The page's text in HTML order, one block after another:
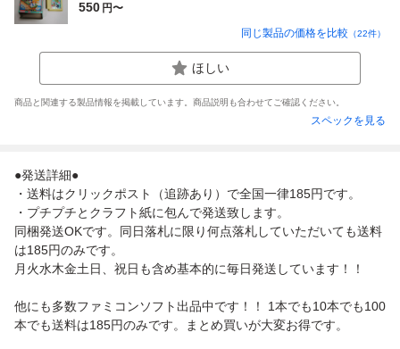
550 円〜
同じ製品の価格を比較 （22件）
ほしい
商品と関連する製品情報を掲載しています。商品説明も合わせてご確認ください。
スペックを見る
●発送詳細●
・送料はクリックポスト（追跡あり）で全国一律185円です。
・プチプチとクラフト紙に包んで発送致します。
同梱発送OKです。同日落札に限り何点落札していただいても送料
は185円のみです。
月火水木金土日、祝日も含め基本的に毎日発送しています！！
他にも多数ファミコンソフト出品中です！！ 1本でも10本でも100
本でも送料は185円のみです。まとめ買いが大変お得です。